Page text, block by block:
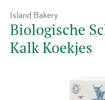
Island Bakery
Biologische
Kalk Koekjes